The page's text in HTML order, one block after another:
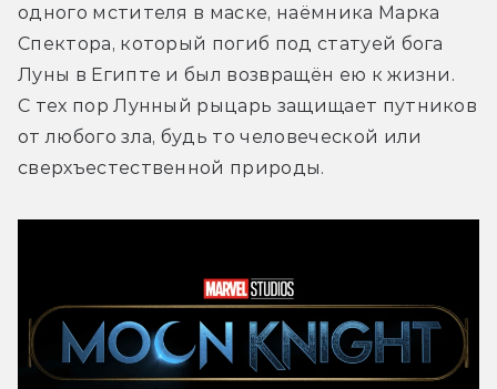
одного мстителя в маске, наёмника Марка
Спектора, который погиб под статуей бога
Луны в Египте и был возвращён ею к жизни.
С тех пор Лунный рыцарь защищает путников
от любого зла, будь то человеческой или
сверхъестественной природы.